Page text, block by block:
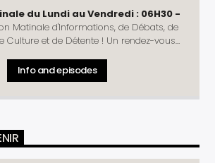
du Lundi au Vendredi : 06H30 -
Culture et de Détente ! Un rendez-vous
D'Hier - Météo - Horoscope - Prénom
Découverte - Journal - La Une du
)- La Revue du Matinal (Vendredi) -
Astuce Conso - Détente
Info and episodes